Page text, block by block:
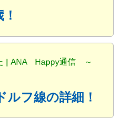
| ANA Happy通信 ～
フ線の詳細！